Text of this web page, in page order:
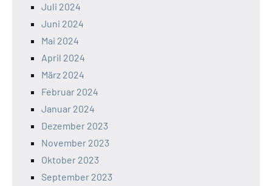
Juli 2024
Juni 2024
Mai 2024
April 2024
März 2024
Februar 2024
Januar 2024
Dezember 2023
November 2023
Oktober 2023
September 2023